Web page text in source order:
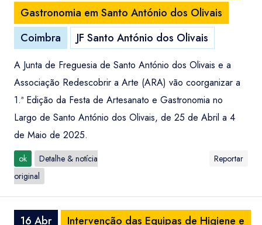
Gastronomia em Santo António dos Olivais
Coimbra
JF Santo António dos Olivais
A Junta de Freguesia de Santo António dos Olivais e a
Associação Redescobrir a Arte (ARA) vão coorganizar a
1.ª Edição da Festa de Artesanato e Gastronomia no
Largo de Santo António dos Olivais, de 25 de Abril a 4
de Maio de 2025.
ok
Detalhe & notícia
original
Reportar
16 Abr
Intervenção das Equipas de Higiene e